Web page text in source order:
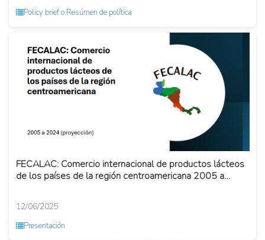
Policy brief o Resúmen de política
FECALAC: Comercio internacional de productos lácteos
de los países de la región centroamericana 2005 a
12/06/2025
Presentación